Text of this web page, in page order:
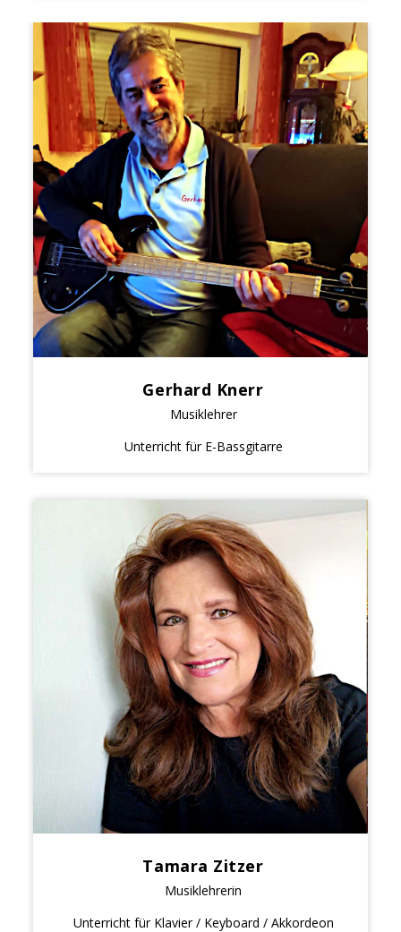
Gerhard Knerr
Musiklehrer
Unterricht für E-Bassgitarre
Tamara Zitzer
Musiklehrerin
Unterricht für Klavier / Keyboard / Akkordeon